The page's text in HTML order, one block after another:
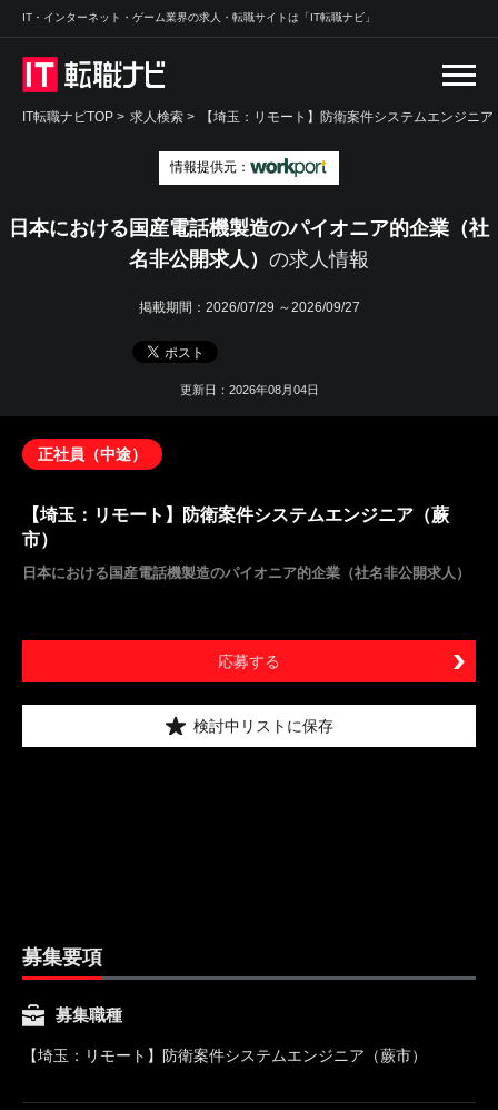
IT・インターネット・ゲーム業界の求人・転職サイトは「IT転職ナビ」
IT転職ナビTOP > 求人検索 > 【埼玉：リモート】防衛案件システムエンジニ
情報提供元：
日本における国産電話機製造のパイオニア的企業（社
名非公開求人） の求人情報
掲載期間： 2026/07/29 ～2026/09/27
更新日：2026年08月04日
正社員（中途）
【埼玉：リモート】防衛案件システムエンジニア（蕨
市）
日本における国産電話機製造のパイオニア的企業（社名非公開求人）
応募する
検討中リストに保存
募集要項
募集職種
【埼玉：リモート】防衛案件システムエンジニア（蕨市）